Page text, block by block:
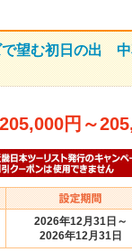
で望む初日の出
205,000円 ～
2026年12月31日～
2026年12月31日